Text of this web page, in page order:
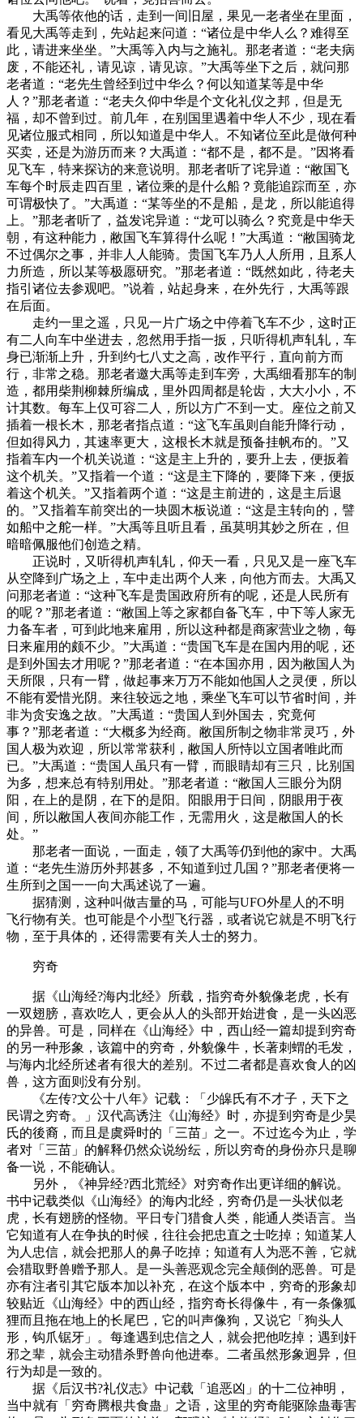
大禹等依他的话，走到一间旧屋，果见一老者坐在里面，
看见大禹等走到，先站起来问道：“诸位是中华人么？难得至
此，请进来坐坐。”大禹等入内与之施礼。那老者道：“老夫病
废，不能还礼，请见谅，请见谅。”大禹等坐下之后，就问那
老者道：“老先生曾经到过中华么？何以知道某等是中华
人？”那老者道：“老夫久仰中华是个文化礼仪之邦，但是无
福，却不曾到过。前几年，在别国里遇着中华人不少，现在看
见诸位服式相同，所以知道是中华人。不知诸位至此是做何种
买卖，还是为游历而来？大禹道：“都不是，都不是。”因将看
见飞车，特来探访的来意说明。那老者听了诧异道：“敝国飞
车每个时辰走四百里，诸位乘的是什么船？竟能追踪而至，亦
可谓极快了。”大禹道：“某等坐的不是船，是龙，所以能追得
上。”那老者听了，益发诧异道：“龙可以骑么？究竟是中华天
朝，有这种能力，敝国飞车算得什么呢！”大禹道：“敝国骑龙
不过偶尔之事，并非人人能骑。贵国飞车乃人人所用，且系人
力所造，所以某等极愿研究。”那老者道：“既然如此，待老夫
指引诸位去参观吧。”说着，站起身来，在外先行，大禹等跟
在后面。
走约一里之遥，只见一片广场之中停着飞车不少，这时正
有二人向车中坐进去，忽然用手指一扳，只听得机声轧轧，车
身已渐渐上升，升到约七八丈之高，改作平行，直向前方而
行，非常之稳。那老者邀大禹等走到车旁，大禹细看那车的制
造，都用柴荆柳棘所编成，里外四周都是轮齿，大大小小，不
计其数。每车上仅可容二人，所以方广不到一丈。座位之前又
插着一根长木，那老者指点道：“这飞车虽则自能升降行动，
但如得风力，其速率更大，这根长木就是预备挂帆布的。”又
指着车内一个机关说道：“这是主上升的，要升上去，便扳着
这个机关。”又指着一个道：“这是主下降的，要降下来，便扳
着这个机关。”又指着两个道：“这是主前进的，这是主后退
的。”又指着车前突出的一块圆木板说道：“这是主转向的，譬
如船中之舵一样。”大禹等且听且看，虽莫明其妙之所在，但
暗暗佩服他们创造之精。
正说时，又听得机声轧轧，仰天一看，只见又是一座飞车
从空降到广场之上，车中走出两个人来，向他方而去。大禹又
问那老者道：“这种飞车是贵国政府所有的呢，还是人民所有
的呢？”那老者道：“敝国上等之家都自备飞车，中下等人家无
力备车者，可到此地来雇用，所以这种都是商家营业之物，每
日来雇用的颇不少。”大禹道：“贵国飞车是在国内用的呢，还
是到外国去才用呢？”那老者道：“在本国亦用，因为敝国人为
天所限，只有一臂，做起事来万万不能如他国人之灵便，所以
不能有爱惜光阴。来往较远之地，乘坐飞车可以节省时间，并
非为贪安逸之故。”大禹道：“贵国人到外国去，究竟何
事？”那老者道：“大概多为经商。敝国所制之物非常灵巧，外
国人极为欢迎，所以常常获利，敝国人所恃以立国者唯此而
已。”大禹道：“贵国人虽只有一臂，而眼睛却有三只，比别国
为多，想来总有特别用处。”那老者道：“敝国人三眼分为阴
阳，在上的是阴，在下的是阳。阳眼用于日间，阴眼用于夜
间，所以敝国人夜间亦能工作，无需用火，这是敝国人的长
处。”
那老者一面说，一面走，领了大禹等仍到他的家中。大禹
道：“老先生游历外邦甚多，不知道到过几国？”那老者便将一
生所到之国一一向大禹述说了一遍。
据猜测，这种叫做吉量的马，可能与UFO外星人的不明
飞行物有关。也可能是个小型飞行器，或者说它就是不明飞行
物，至于具体的，还得需要有关人士的努力。
穷奇
据《山海经?海内北经》所载，指穷奇外貌像老虎，长有
一双翅膀，喜欢吃人，更会从人的头部开始进食，是一头凶恶
的异兽。可是，同样在《山海经》中，西山经一篇却提到穷奇
的另一种形象，该篇中的穷奇，外貌像牛，长著刺蝟的毛发，
与海内北经所述者有很大的差别。不过二者都是喜欢食人的凶
兽，这方面则没有分别。
《左传?文公十八年》记载：「少皞氏有不才子，天下之
民谓之穷奇。」汉代高诱注《山海经》时，亦提到穷奇是少昊
氏的後裔，而且是虞舜时的「三苗」之一。不过迄今为止，学
者对「三苗」的解释仍然众说纷纭，所以穷奇的身份亦只是聊
备一说，不能确认。
另外，《神异经?西北荒经》对穷奇作出更详细的解说。
书中记载类似《山海经》的海内北经，穷奇仍是一头状似老
虎，长有翅膀的怪物。平日专门猎食人类，能通人类语言。当
它知道有人在争执的时候，往往会把忠直之士吃掉；知道某人
为人忠信，就会把那人的鼻子吃掉；知道有人为恶不善，它就
会猎取野兽赠予那人。是一头善恶观念完全颠倒的恶兽。可是
亦有注者引其它版本加以补充，在这个版本中，穷奇的形象却
较贴近《山海经》中的西山经，指穷奇长得像牛，有一条像狐
狸而且拖在地上的长尾巴，它的叫声像狗，又说它「狗头人
形，钩爪锯牙」。每逢遇到忠信之人，就会把他吃掉；遇到奸
邪之辈，就会主动猎杀野兽向他进奉。二者虽然形象迥异，但
行为却是一致的。
据《后汉书?礼仪志》中记载「追恶凶」的十二位神明，
当中就有「穷奇腾根共食蛊」之语，这里的穷奇能驱除蛊毒害